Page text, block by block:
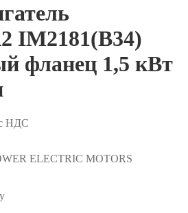
IM2181(B34)
фланец 1,5 кВт
НДС
ELECTRIC MOTORS